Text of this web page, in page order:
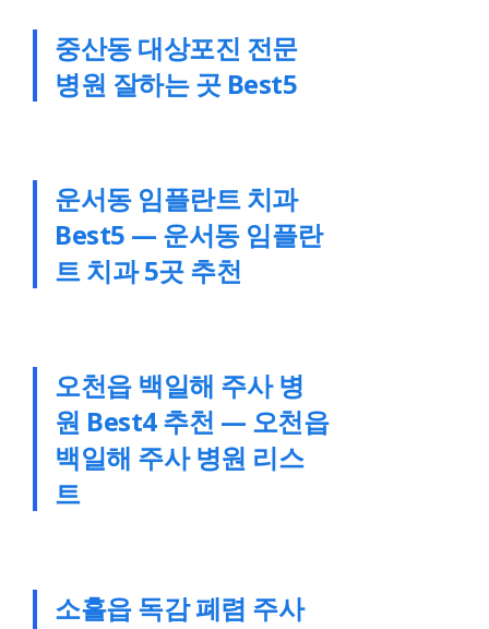
중산동 대상포진 전문
병원 잘하는 곳 Best5
운서동 임플란트 치과
Best5 — 운서동 임플란
트 치과 5곳 추천
오천읍 백일해 주사 병
원 Best4 추천 — 오천읍
백일해 주사 병원 리스
트
소흘읍 독감 폐렴 주사